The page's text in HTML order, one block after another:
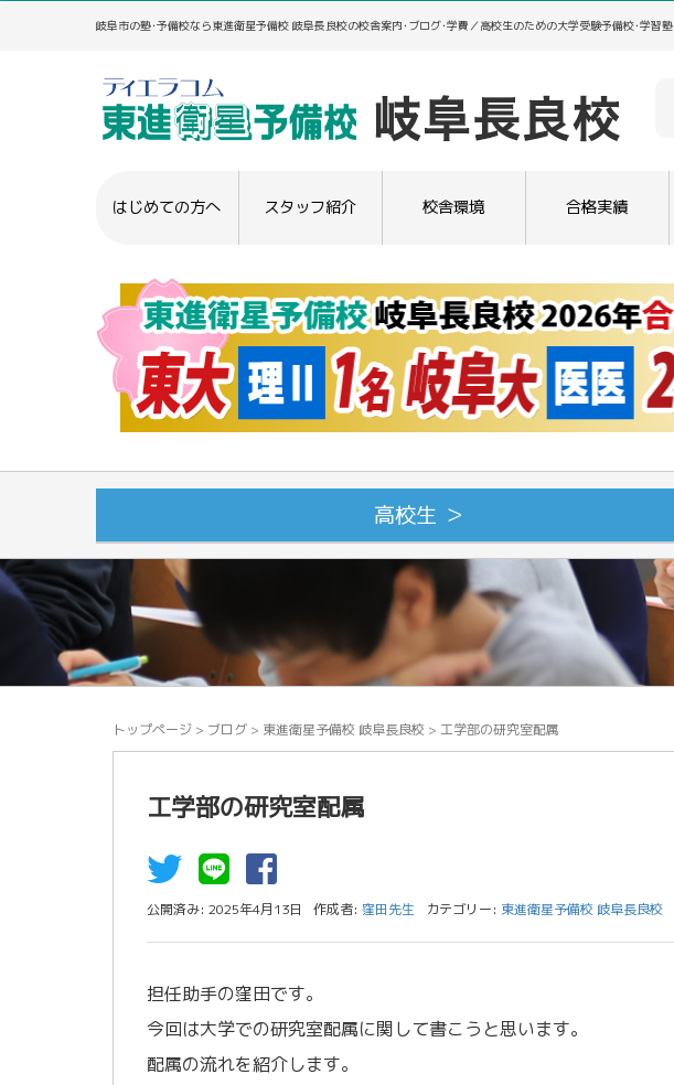
岐阜市の塾･予備校なら東進衛星予備校 岐阜長良校の校舎案内･ブログ･学費／高校生のための大学受験予備校･学習塾
はじめての方へ スタッフ紹介 校舎環境 合格実績
高校生 ＞
トップページ > ブログ > 東進衛星予備校 岐阜長良校 > 工学部の研究室配属
工学部の研究室配属
公開済み: 2025年4月13日 作成者: 窪田先生 カテゴリー: 東進衛星予備校 岐阜長良校
担任助手の窪田です。
今回は大学での研究室配属に関して書こうと思います。
配属の流れを紹介します。